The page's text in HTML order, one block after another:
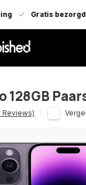
Gratis bezorgd
128GB
Reviews)